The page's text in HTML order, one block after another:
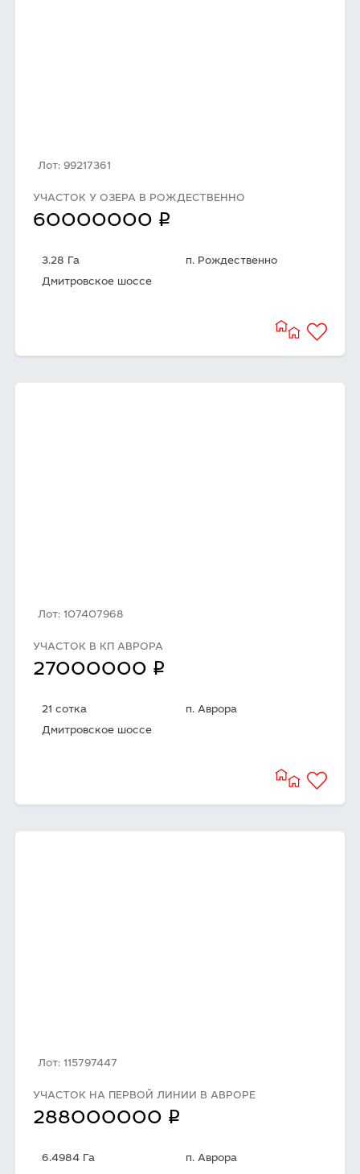
Лот: 99217361
УЧАСТОК У ОЗЕРА В РОЖДЕСТВЕННО
60000000 q
3.28 Га
п. Рождественно
Дмитровское шоссе
Лот: 107407968
УЧАСТОК В КП АВРОРА
27000000 q
21 сотка
п. Аврора
Дмитровское шоссе
Лот: 115797447
УЧАСТОК НА ПЕРВОЙ ЛИНИИ В АВРОРЕ
288000000 q
6.4984 Га п. Аврора